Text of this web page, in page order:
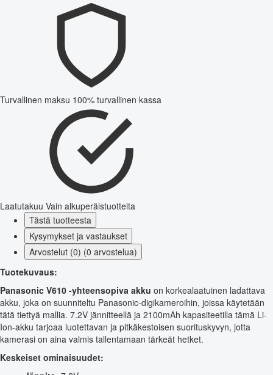
Turvallinen maksu 100% turvallinen kassa
Laatutakuu Vain alkuperäistuotteita
Tästä tuotteesta
Kysymykset ja vastaukset
Arvostelut (0) (0 arvostelua)
Tuotekuvaus:
Panasonic V610 -yhteensopiva akku on korkealaatuinen ladattava
akku, joka on suunniteltu Panasonic-digikameroihin, joissa käytetään
tätä tiettyä mallia. 7.2V jännitteellä ja 2100mAh kapasiteetilla tämä Li-
Ion-akku tarjoaa luotettavan ja pitkäkestoisen suorituskyvyn, jotta
kamerasi on aina valmis tallentamaan tärkeät hetket.
Keskeiset ominaisuudet: